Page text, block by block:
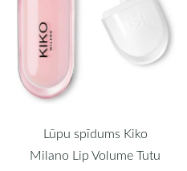
Lūpu spīdums Kiko
Milano Lip Volume Tutu